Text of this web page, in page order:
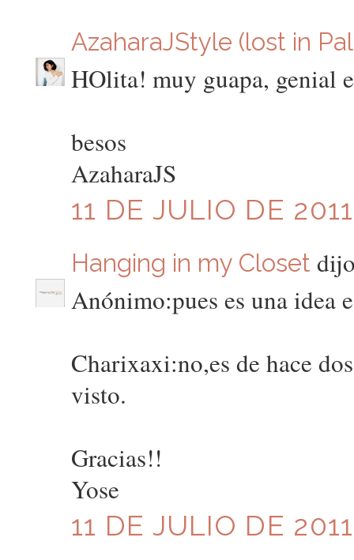
AzaharaJStyle (lost in
HOlita! muy guapa, genial
besos
AzaharaJS
11 DE JULIO DE
Hanging in my Closet
Anónimo:pues es una idea
Charixaxi:no,es de hace
visto.
Gracias!!
Yose
11 DE JULIO DE